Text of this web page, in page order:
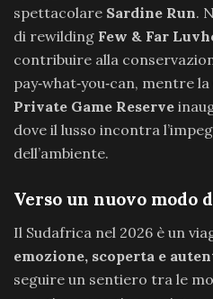
spettacolare Sardine Run.
di rewilding Few & Far
contribuire alla
pay‑what‑you‑can, mentre la
Private Game Reserve
dove il lusso incontra
dell’ambiente.
Verso un nuovo modo
Il Sudafrica nel 2026 è un
emozione, scoperta e
seguire un sentiero tra le